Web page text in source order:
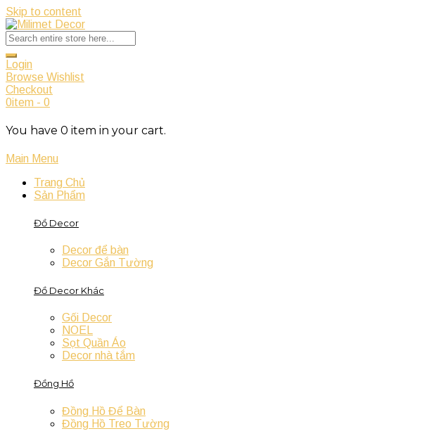
Skip to content
Login
Browse Wishlist
Checkout
0item - 0
You have 0 item in your cart.
Main Menu
Trang Chủ
Sản Phẩm
Đồ Decor
Decor để bàn
Decor Gắn Tường
Đồ Decor Khác
Gối Decor
NOEL
Sọt Quần Áo
Decor nhà tắm
Đồng Hồ
Đồng Hồ Để Bàn
Đồng Hồ Treo Tường